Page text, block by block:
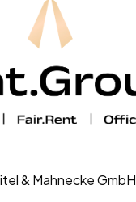
& Mahnecke GmbH